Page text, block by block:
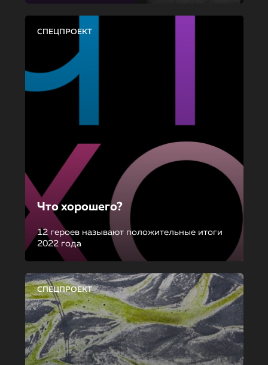
СПЕЦПРОЕКТ
Что хорошего?
12 героев называют положительные итоги
2022 года
СПЕЦПРОЕКТ